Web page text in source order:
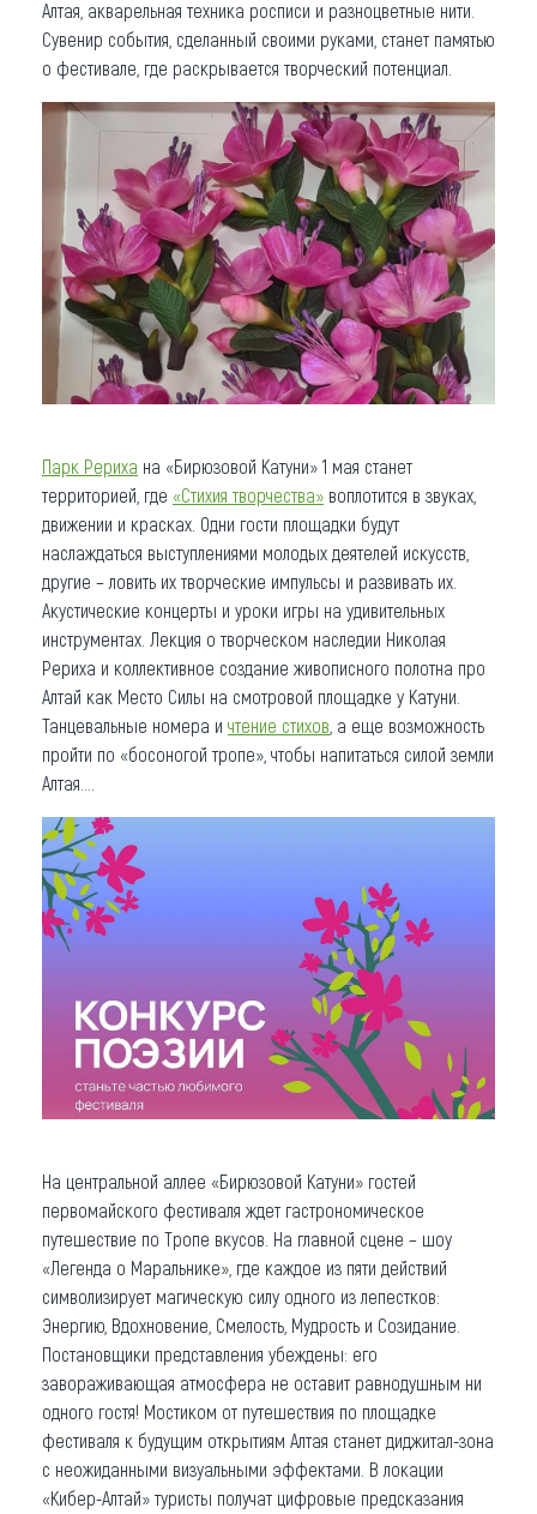
Алтая, акварельная техника росписи и разноцветные нити.
Сувенир события, сделанный своими руками, станет памятью
о фестивале, где раскрывается творческий потенциал.
Парк Рериха на «Бирюзовой Катуни» 1 мая станет
территорией, где «Стихия творчества» воплотится в звуках,
движении и красках. Одни гости площадки будут
наслаждаться выступлениями молодых деятелей искусств,
другие – ловить их творческие импульсы и развивать их.
Акустические концерты и уроки игры на удивительных
инструментах. Лекция о творческом наследии Николая
Рериха и коллективное создание живописного полотна про
Алтай как Место Силы на смотровой площадке у Катуни.
Танцевальные номера и чтение стихов , а еще возможность
пройти по «босоногой тропе», чтобы напитаться силой земли
Алтая….
На центральной аллее «Бирюзовой Катуни» гостей
первомайского фестиваля ждет гастрономическое
путешествие по Тропе вкусов. На главной сцене – шоу
«Легенда о Маральнике», где каждое из пяти действий
символизирует магическую силу одного из лепестков:
Энергию, Вдохновение, Смелость, Мудрость и Созидание.
Постановщики представления убеждены: его
завораживающая атмосфера не оставит равнодушным ни
одного гостя! Мостиком от путешествия по площадке
фестиваля к будущим открытиям Алтая станет диджитал-зона
с неожиданными визуальными эффектами. В локации
«Кибер-Алтай» туристы получат цифровые предсказания